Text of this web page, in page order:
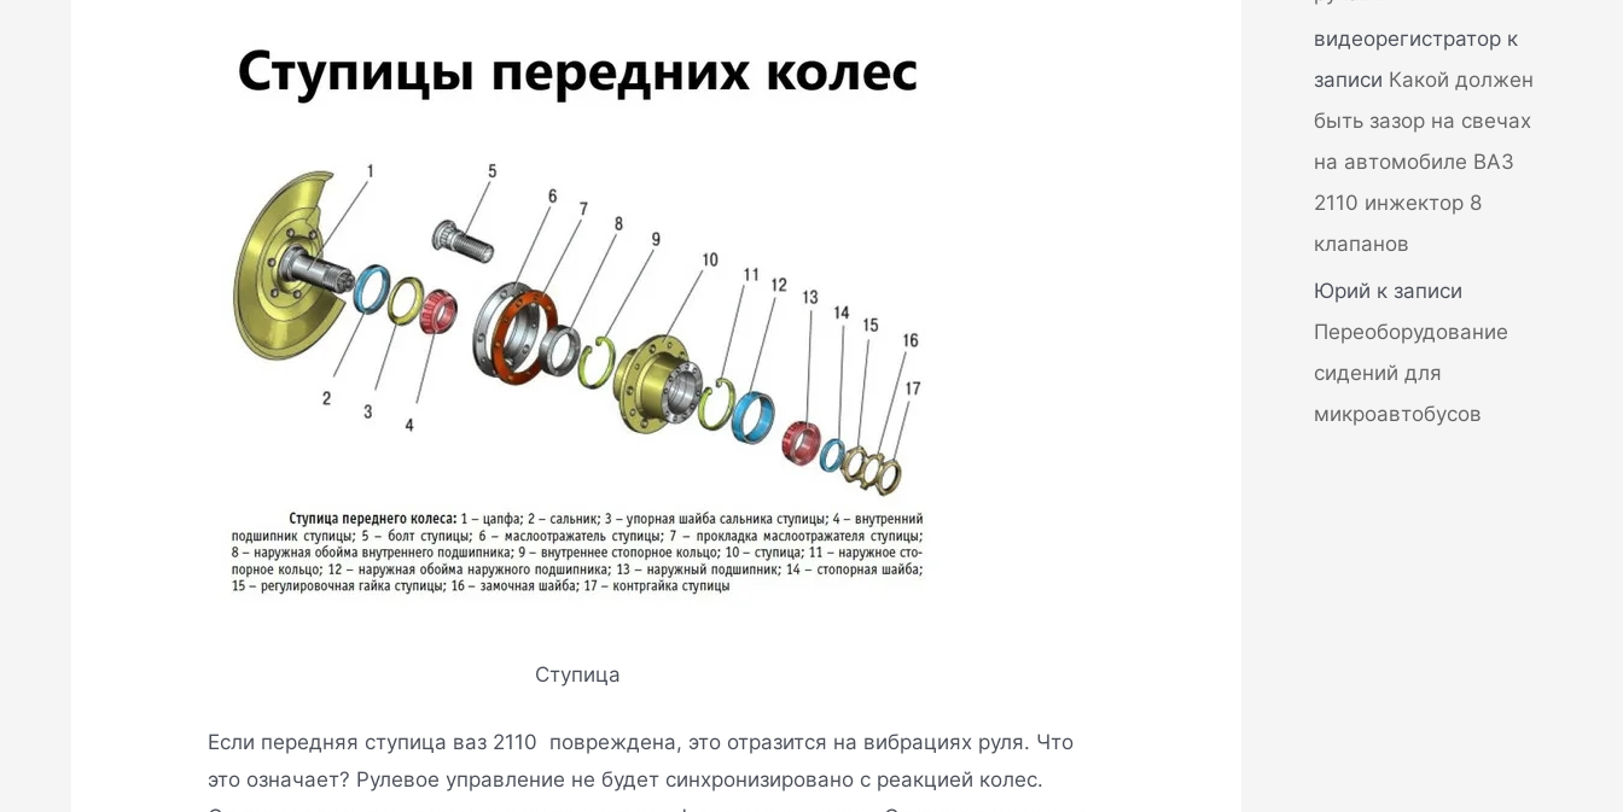
Ступица
Если передняя ступица ваз 2110 повреждена, это отразится на вибрациях руля. Что
это означает? Рулевое управление не будет синхронизировано с реакцией колес.
видеорегистраторк
записи Какой должен
быть зазор на свечах
на автомобиле ВАЗ
2110 инжектор 8
клапанов
Юрий к записи
Переоборудование
сидений для
микроавтобусов